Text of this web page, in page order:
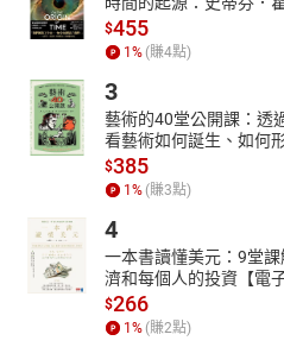
$455
1% (賺4點)
3
藝術的40堂公開課：透
看藝術如何誕生、如何
$385
1% (賺3點)
4
一本書讀懂美元：9堂
濟和每個人的投資【電子
$266
1% (賺2點)